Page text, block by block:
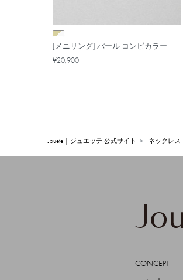
[メニリング] パール コンビカラー
¥20,900
Jouete | ジュエッテ 公式サイト ネックレス
CONCEPT